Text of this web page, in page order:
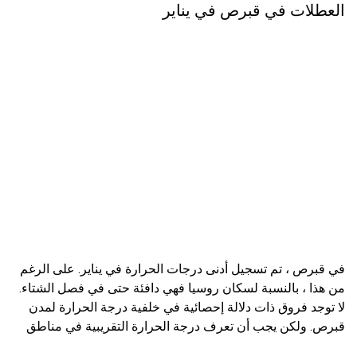
العطلات في قبرص في يناير
في قبرص ، تم تسجيل أدنى درجات الحرارة في يناير. على الرغم
من هذا ، بالنسبة لسكان روسيا فهي دافئة حتى في فصل الشتاء.
لا توجد فروق ذات دلالة إحصائية في خلفية درجة الحرارة لمدن
قبرص. ولكن يجب أن تعرف درجة الحرارة التقريبية في مناطق